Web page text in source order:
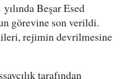
Beşar Esed
görevine son verildi.
rejimin devrilmesine
tarafından